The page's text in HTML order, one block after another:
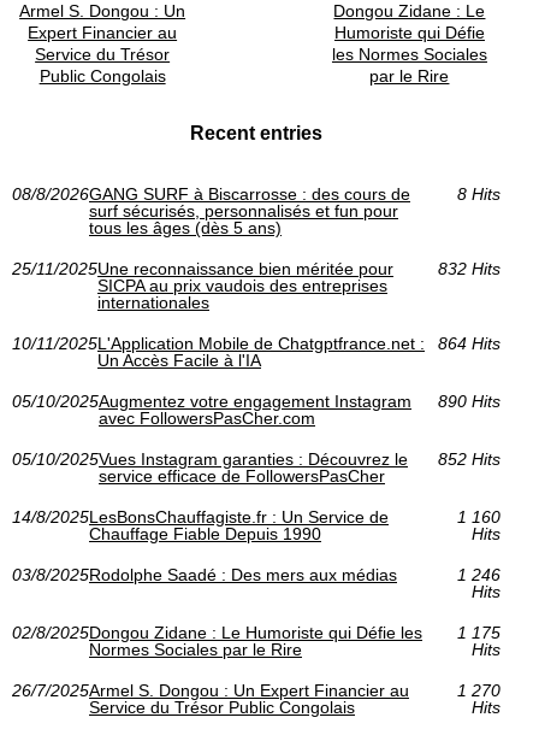
Armel S. Dongou : Un
Expert Financier au
Service du Trésor
Public Congolais
Dongou Zidane : Le
Humoriste qui Défie
les Normes Sociales
par le Rire
Recent entries
08/8/2026GANG SURF à Biscarrosse : des cours de
surf sécurisés, personnalisés et fun pour
tous les âges (dès 5 ans)
8 Hits
25/11/2025Une reconnaissance bien méritée pour
SICPA au prix vaudois des entreprises
internationales
832 Hits
10/11/2025L'Application Mobile de Chatgptfrance.net :
Un Accès Facile à l'IA
864 Hits
05/10/2025Augmentez votre engagement Instagram
avec FollowersPasCher.com
890 Hits
05/10/2025Vues Instagram garanties : Découvrez le
service efficace de FollowersPasCher
852 Hits
14/8/2025LesBonsChauffagiste.fr : Un Service de
Chauffage Fiable Depuis 1990
1 160
Hits
03/8/2025Rodolphe Saadé : Des mers aux médias
1 246
Hits
02/8/2025Dongou Zidane : Le Humoriste qui Défie les
Normes Sociales par le Rire
1 175
Hits
26/7/2025Armel S. Dongou : Un Expert Financier au
Service du Trésor Public Congolais
1 270
Hits